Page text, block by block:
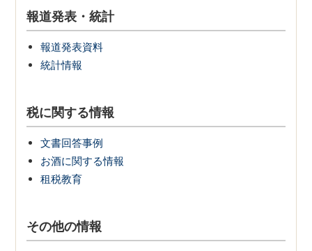
報道発表・統計
報道発表資料
統計情報
税に関する情報
文書回答事例
お酒に関する情報
租税教育
その他の情報